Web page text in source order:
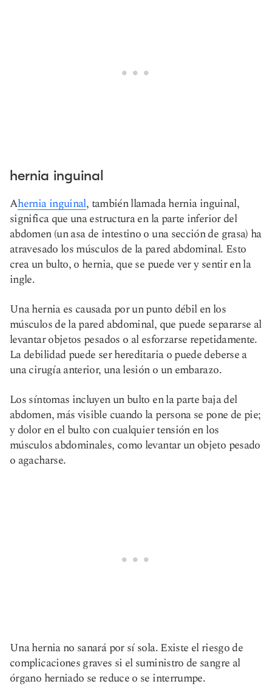
hernia inguinal
Ahernia inguinal, también llamada hernia inguinal,
significa que una estructura en la parte inferior del
abdomen (un asa de intestino o una sección de grasa) ha
atravesado los músculos de la pared abdominal. Esto
crea un bulto, o hernia, que se puede ver y sentir en la
ingle.
Una hernia es causada por un punto débil en los
músculos de la pared abdominal, que puede separarse al
levantar objetos pesados o al esforzarse repetidamente.
La debilidad puede ser hereditaria o puede deberse a
una cirugía anterior, una lesión o un embarazo.
Los síntomas incluyen un bulto en la parte baja del
abdomen, más visible cuando la persona se pone de pie;
y dolor en el bulto con cualquier tensión en los
músculos abdominales, como levantar un objeto pesado
o agacharse.
Una hernia no sanará por sí sola. Existe el riesgo de
complicaciones graves si el suministro de sangre al
órgano herniado se reduce o se interrumpe.